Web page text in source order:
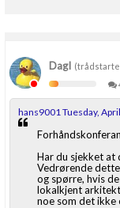
DagI
hans9001 Tuesday,
Har du sjekket at
Vedrørende
og spørre, hvis
lokalkjent
noe som det ikke